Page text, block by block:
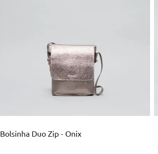
U
Bolsinha Duo Zip - Onix